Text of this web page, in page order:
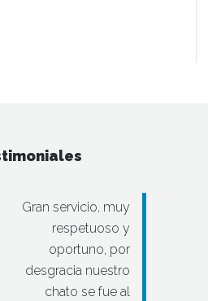
Gran servicio, muy
respetuoso y
oportuno, por
desgracia nuestro
chato se fue al